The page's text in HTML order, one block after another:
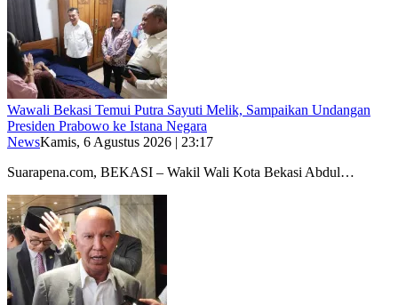
Wawali Bekasi Temui Putra Sayuti Melik, Sampaikan Undangan
Presiden Prabowo ke Istana Negara
NewsKamis, 6 Agustus 2026 | 23:17
Suarapena.com, BEKASI – Wakil Wali Kota Bekasi Abdul…